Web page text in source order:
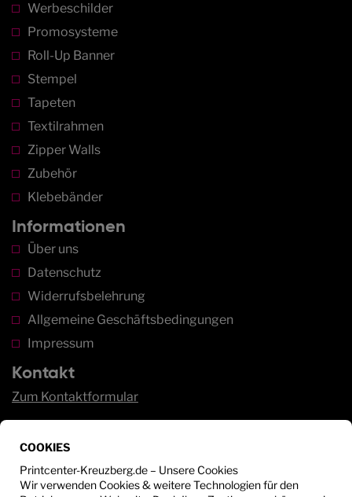
Werbeschilder
Promosysteme
Roll-Up Banner
Stempel
Tapeten
Textilrahmen
Zipper Walls
Zubehör
Klebebänder
Informationen
Über uns
Datenschutz
Widerrufsbelehrung
Allgemeine Geschäftsbedingungen
Impressum
Kontakt
Zum Kontaktformular
Sie haben Fragen?
Wir beraten Sie gerne unter:
COOKIES
Printcenter-Kreuzberg.de – Unsere Cookies
Wir verwenden Cookies & weitere Technologien für den